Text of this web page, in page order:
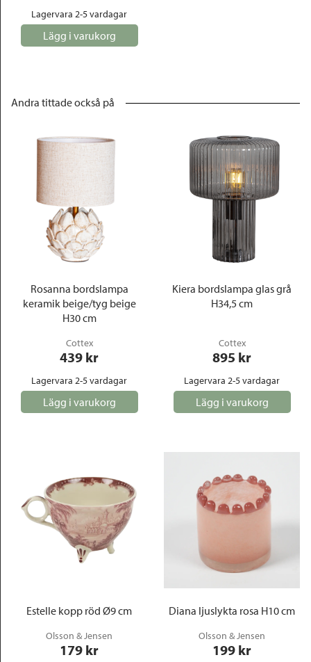
Lagervara 2-5 vardagar
Lägg i varukorg
Andra tittade också på
Rosanna bordslampa
keramik beige/tyg beige
H30 cm
Cottex
439 kr
Lagervara 2-5 vardagar
Lägg i varukorg
Kiera bordslampa glas grå
H34,5 cm
Cottex
895 kr
Lagervara 2-5 vardagar
Lägg i varukorg
Estelle kopp röd Ø9 cm
Olsson & Jensen
179 kr
Diana ljuslykta rosa H10 cm
Olsson & Jensen
199 kr